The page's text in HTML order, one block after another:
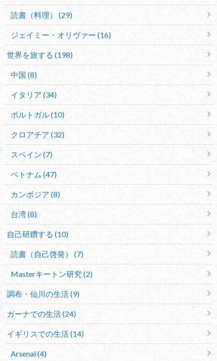
読書（料理） (29)
ジェイミー・オリヴァー (16)
世界を旅する (198)
中国 (8)
イタリア (34)
ポルトガル (10)
クロアチア (32)
スペイン (7)
ベトナム (47)
カンボジア (8)
台湾 (8)
自己研鑽する (10)
読書（自己啓発） (7)
Masterキートン研究 (2)
調布・仙川の生活 (9)
ガーナでの生活 (24)
イギリスでの生活 (14)
Arsenal (4)